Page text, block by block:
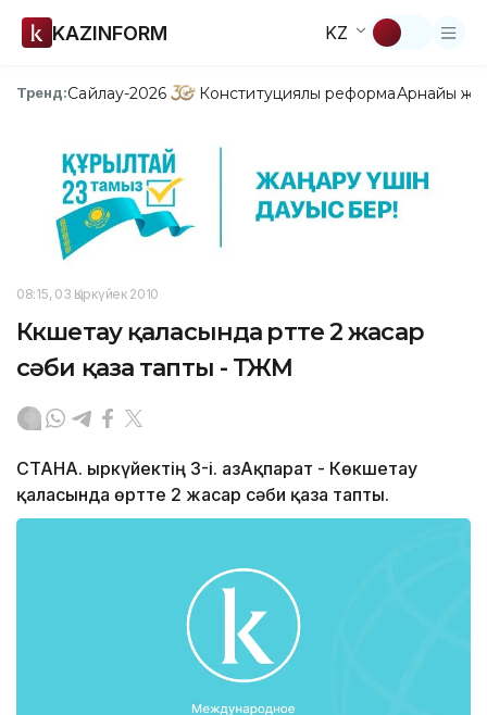
KAZINFORM KZ
Тренд:Сайлау-2026 Конституциялық реформаАрнайы
08:15, 03 Қыркүйек 2010
Көкшетау қаласында өртте 2 жасар
сәби қаза тапты - ТЖМ
СТАНА. Қыркүйектің 3-і. ҚазАқпарат - Көкшетау
қаласында өртте 2 жасар сәби қаза тапты.